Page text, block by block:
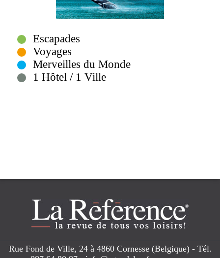
Escapades
Voyages
Merveilles du Monde
1 Hôtel / 1 Ville
Rue Fond de Ville, 24 à 4860 Cornesse (Belgique) - Tél.